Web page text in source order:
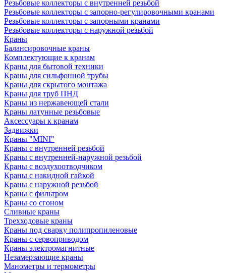
Резьбовые коллекторы с внутренней резьбой
Резьбовые коллекторы с запорно-регулировочными кранами
Резьбовые коллекторы с запорными кранами
Резьбовые коллекторы с наружной резьбой
Краны
Балансировочные краны
Комплектующие к кранам
Краны для бытовой техники
Краны для сильфонной трубы
Краны для скрытого монтажа
Краны для труб ПНД
Краны из нержавеющей стали
Краны латунные резьбовые
Аксессуары к кранам
Задвижки
Краны "MINI"
Краны с внутренней резьбой
Краны с внутренней-наружной резьбой
Краны с воздухоотводчиком
Краны с накидной гайкой
Краны с наружной резьбой
Краны с фильтром
Краны со сгоном
Сливные краны
Трехходовые краны
Краны под сварку полипропиленовые
Краны с сервоприводом
Краны электромагнитные
Незамерзающие краны
Манометры и термометры